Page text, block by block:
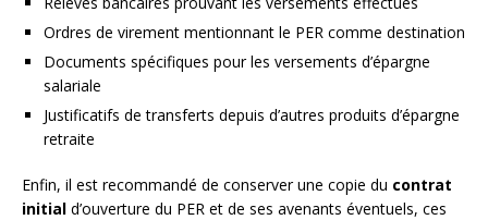
Ordres de virement mentionnant le PER comme destination
Documents spécifiques pour les versements d’épargne
salariale
Justificatifs de transferts depuis d’autres produits d’épargne
retraite
Enfin, il est recommandé de conserver une copie du contrat
initial d’ouverture du PER et de ses avenants éventuels, ces